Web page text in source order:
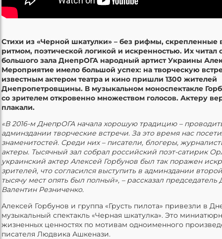
Стихи из «Черной шкатулки» – без рифмы, скрепленные
ритмом, поэтической логикой и искренностью. Их читал
большого зала ДнепрОГА народный артист Украины
Мероприятие имело большой успех: на творческую
известным актером театра и кино пришли 1300 жителей
Днепропетровщины. В музыкальном моноспектакле
со зрителем откровенно множеством голосов. Актеру
плакали.
«В 2016-м ДнепрОГА начала хорошую традицию –
админздании творческие встречи. За это время нас
знаменитостей. Среди них – писатели, блогеры,
актеры. Тысячный зал собрал российский поэт-сатирик
украинский актер Алексей Горбунов был так поражен
зрителей, что согласился выступить в админздании
тысячу мест опять был полный», – рассказал
Валентин Резниченко.
Алексей Горбунов и группа «Грусть пилота» привезли в
музыкальный спектакль «Черная шкатулка». Это
жизненных ценностях по мотивам одноименного
писателя Людвика Ашкенази.